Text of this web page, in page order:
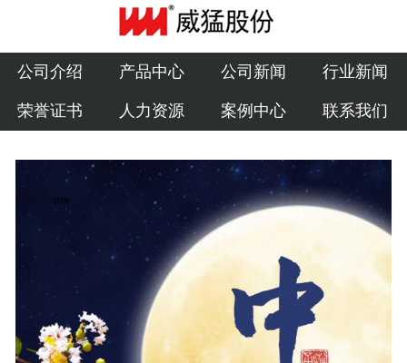
公司介绍
产品中心
公司新闻
行业新闻
荣誉证书
人力资源
案例中心
联系我们
公司介绍 产品中心 公司新闻 行业新闻
荣誉证书 人力资源 案例中心 联系我们